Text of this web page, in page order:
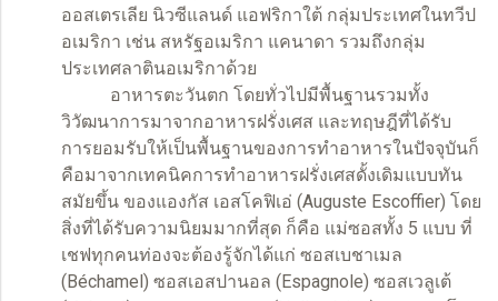
ออสเตรเลีย นิวซีแลนด์ แอฟริกาใต้ กลุ่มประเทศในทวีป
อเมริกา เช่น สหรัฐอเมริกา แคนาดา รวมถึงกลุ่ม
ประเทศลาตินอเมริกาด้วย
อาหารตะวันตก โดยทั่วไปมีพื้นฐานรวมทั้ง
วิวัฒนาการมาจากอาหารฝรั่งเศส และทฤษฎีที่ได้รับ
การยอมรับให้เป็นพื้นฐานของการทำอาหารในปัจจุบันก็
คือมาจากเทคนิคการทำอาหารฝรั่งเศสดั้งเดิมแบบทัน
สมัยขึ้น ของแองกัส เอสโคฟิเอ่ (Auguste Escoffier) โดย
สิ่งที่ได้รับความนิยมมากที่สุด ก็คือ แม่ซอสทั้ง 5 แบบ ที่
เชฟทุกคนท่องจะต้องรู้จักได้แก่ ซอสเบชาเมล
(Béchamel) ซอสเอสปานอล (Espagnole) ซอสเวลูเต้